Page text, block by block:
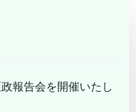
報告会を開催いたし